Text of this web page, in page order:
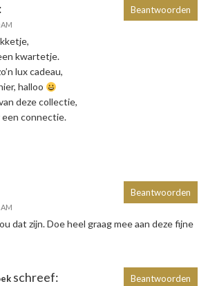
kwartetje.
lux cadeau,
halloo
deze collectie,
een connectie.
Beantwoorden
dat zijn. Doe heel graag mee aan deze fijne
Beantwoorden
schreef: Beantwoorden